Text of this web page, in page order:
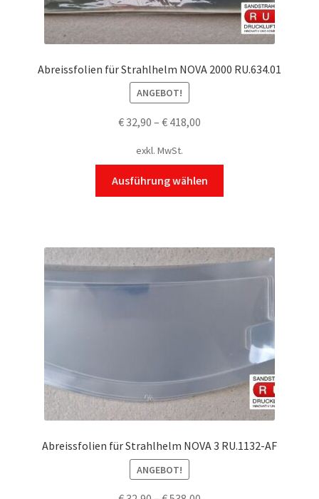
gewählt
werden
Abreissfolien für Strahlhelm NOVA 2000 RU.634.01
ANGEBOT!
€32,90 – € 418,00
exkl. MwSt.
Ausführung wählen
auf.
Die
Produktseite
gewählt
werden
Abreissfolien für Strahlhelm NOVA 3 RU.1132-AF
ANGEBOT!